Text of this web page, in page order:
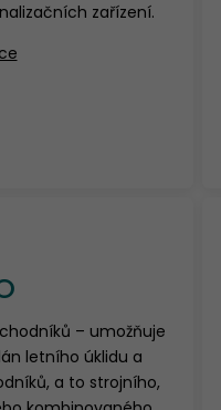
zařízení.
– umožňuje
letního úklidu a
a to strojního,